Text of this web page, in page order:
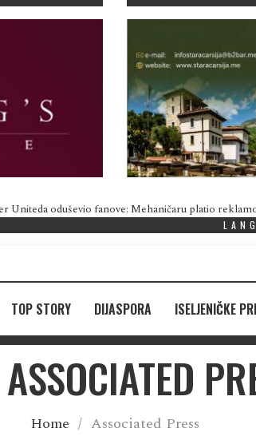
Uniteda oduševio fanove: Mehaničaru platio
LANG
TOP STORY DIJASPORA ISELJENIČKE
Home / Associated Press